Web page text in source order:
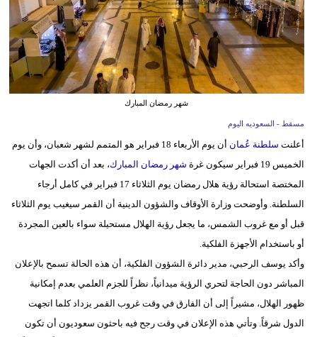
أخبار
إعلام
تعليم
علوم
وتكنولوجيا
بيئة
مدوَّنات
أبراج
فيديو
سيارات
شهر رمضان المبارك
مسقط - السعوديه اليوم
أعلنت سلطنة عُمان
أن يوم الأربعاء 18 فبراير هو المتمم لشهر شعبان، وأن يوم
الخميس 19 فبراير سيكون غرة
شهر رمضان المبارك، بعد أن أكدت الجهات
المختصة استحالة رؤية هلال رمضان يوم الثلاثاء 17 فبراير في كامل أرجاء
السلطنة. وأوضحت وزارة الأوقاف والشؤون الدينية أن القمر سيغيب يوم الثلاثاء
قبل أو مع غروب الشمس، ما يجعل رؤية الهلال مستحيلة سواء بالعين المجردة
أو باستخدام الأجهزة الفلكية.
وأكد يوسف الرحبي، مدير دائرة الشؤون الفلكية، أن هذه الحالة تسمح بالإعلان
المباشر دون الحاجة لتحري الرؤية ميدانياً، نظراً للجزم العلمي بعدم إمكانية
ظهور الهلال، مشيراً إلى أن الفارق في وقت غروب القمر يزداد كلما اتجهت
الدول شرقاً. وتأتي هذه الإعلان في وقت رجح فيه باحثون سعوديون أن تكون